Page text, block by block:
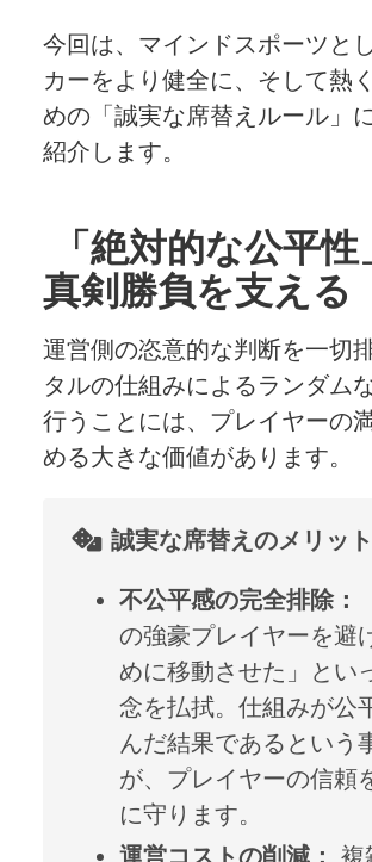
今回は、マインドスポーツと
カーをより健全に、そして熱
めの「誠実な席替えルール」
紹介します。
「絶対的な公平性
真剣勝負を支える
運営側の恣意的な判断を一切
タルの仕組みによるランダム
行うことには、プレイヤーの
める大きな価値があります。
誠実な席替えのメリット
不公平感の完全排除：
の強豪プレイヤーを避
めに移動させた」とい
念を払拭。仕組みが公
んだ結果であるという
が、プレイヤーの信頼
に守ります。
運営コストの削減： 複